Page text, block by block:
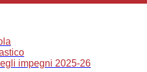
impegni 2025-26